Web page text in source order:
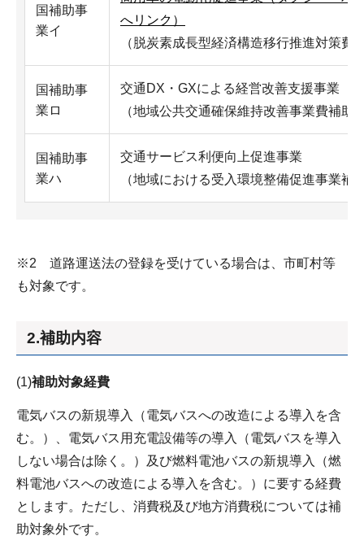
国補助事
業イ
へリンク）
（脱炭素成長型経済構造移行推進対策費
国補助事
業ロ
交通DX・GXによる経営改善支援事業
（地域公共交通確保維持改善事業費補助
国補助事
業ハ
交通サービス利便向上促進事業
（地域における受入環境整備促進事業補
※2 道路運送法の登録を受けている場合は、市町村等
も対象です。
2.補助内容
(1)補助対象経費
電気バスの新規導入（電気バスへの改造による導入を含
む。）、電気バス用充電設備等の導入（電気バスを導入
しない場合は除く。）及び燃料電池バスの新規導入（燃
料電池バスへの改造による導入を含む。）に要する経費
とします。ただし、消費税及び地方消費税については補
助対象外です。